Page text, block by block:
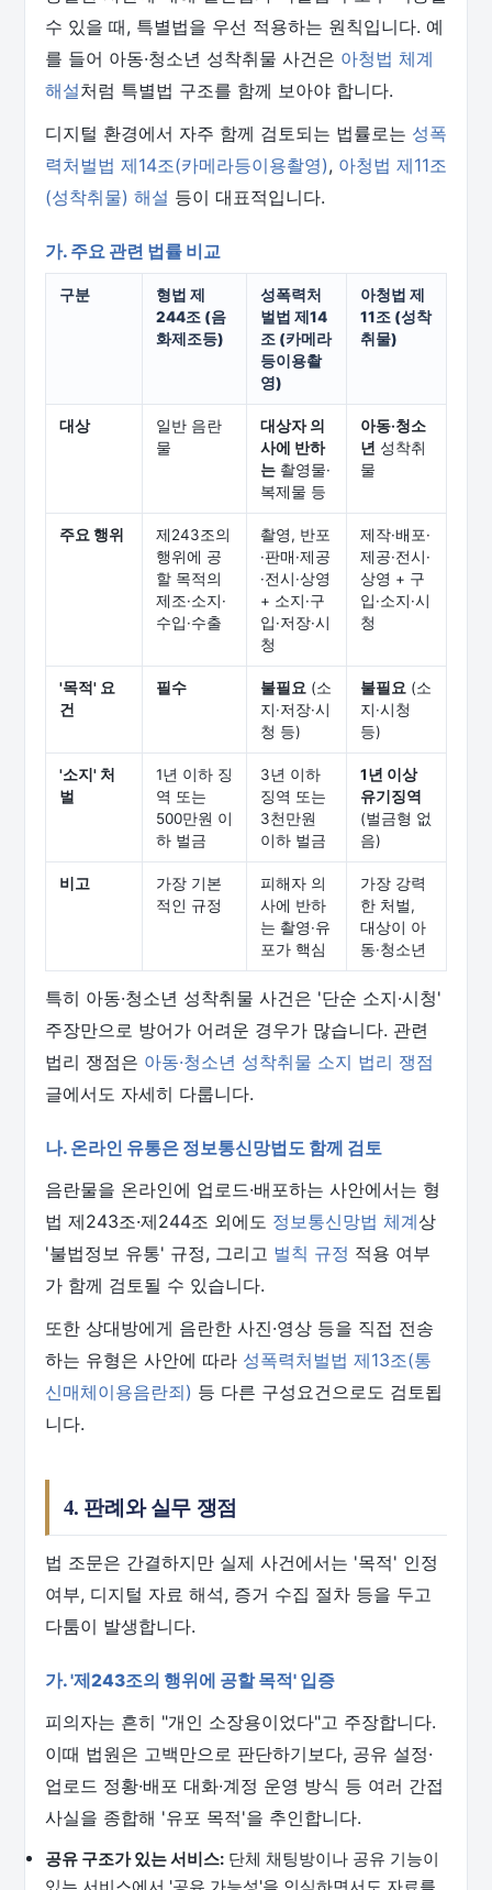
수 있을 때, 특별법을 우선 적용하는 원칙입니다. 예
를 들어 아동·청소년 성착취물 사건은 아청법 체계
해설처럼 특별법 구조를 함께 보아야 합니다.
디지털 환경에서 자주 함께 검토되는 법률로는 성폭
력처벌법 제14조(카메라등이용촬영), 아청법 제11조
(성착취물) 해설 등이 대표적입니다.
가. 주요 관련 법률 비교
구분
형법 제
244조 (음
화제조등)
성폭력처
벌법 제14
조 (카메라
등이용촬
영)
아청법 제
11조 (성착
취물)
대상
일반 음란
물
대상자 의
사에 반하
는 촬영물·
복제물 등
아동·청소
년 성착취
물
주요 행위
제243조의
행위에 공
할 목적의
제조·소지·
수입·수출
촬영, 반포
·판매·제공
·전시·상영
+ 소지·구
입·저장·시
청
제작·배포·
제공·전시·
상영 + 구
입·소지·시
청
'목적' 요
건
필수 불필요 (소
지·저장·시
청 등)
불필요 (소
지·시청
등)
'소지' 처
벌
1년 이하 징
역 또는
500만원 이
하 벌금
3년 이하
징역 또는
3천만원
이하 벌금
1년 이상
유기징역
(벌금형 없
음)
비고
가장 기본
적인 규정
피해자 의
사에 반하
는 촬영·유
포가 핵심
가장 강력
한 처벌,
대상이 아
동·청소년
특히 아동·청소년 성착취물 사건은 '단순 소지·시청'
주장만으로 방어가 어려운 경우가 많습니다. 관련
법리 쟁점은 아동·청소년 성착취물 소지 법리 쟁점
글에서도 자세히 다룹니다.
나. 온라인 유통은 정보통신망법도 함께 검토
음란물을 온라인에 업로드·배포하는 사안에서는 형
법 제243조·제244조 외에도 정보통신망법 체계상
'불법정보 유통' 규정, 그리고 벌칙 규정 적용 여부
가 함께 검토될 수 있습니다.
또한 상대방에게 음란한 사진·영상 등을 직접 전송
하는 유형은 사안에 따라 성폭력처벌법 제13조(통
신매체이용음란죄) 등 다른 구성요건으로도 검토됩
니다.
4. 판례와 실무 쟁점
법 조문은 간결하지만 실제 사건에서는 '목적' 인정
여부, 디지털 자료 해석, 증거 수집 절차 등을 두고
다툼이 발생합니다.
가. '제243조의 행위에 공할 목적' 입증
피의자는 흔히 "개인 소장용이었다"고 주장합니다.
이때 법원은 고백만으로 판단하기보다, 공유 설정·
업로드 정황·배포 대화·계정 운영 방식 등 여러 간접
사실을 종합해 '유포 목적'을 추인합니다.
공유 구조가 있는 서비스: 단체 채팅방이나 공유 기능이